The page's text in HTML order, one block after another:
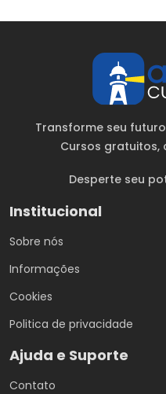
Transforme seu
Cursos gratuitos,
Desperte seu
Institucional
Sobre nós
Informações
Cookies
Politica de privacidade
Ajuda e Suporte
Contato